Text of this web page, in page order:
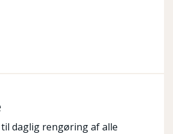
daglig rengøring af alle